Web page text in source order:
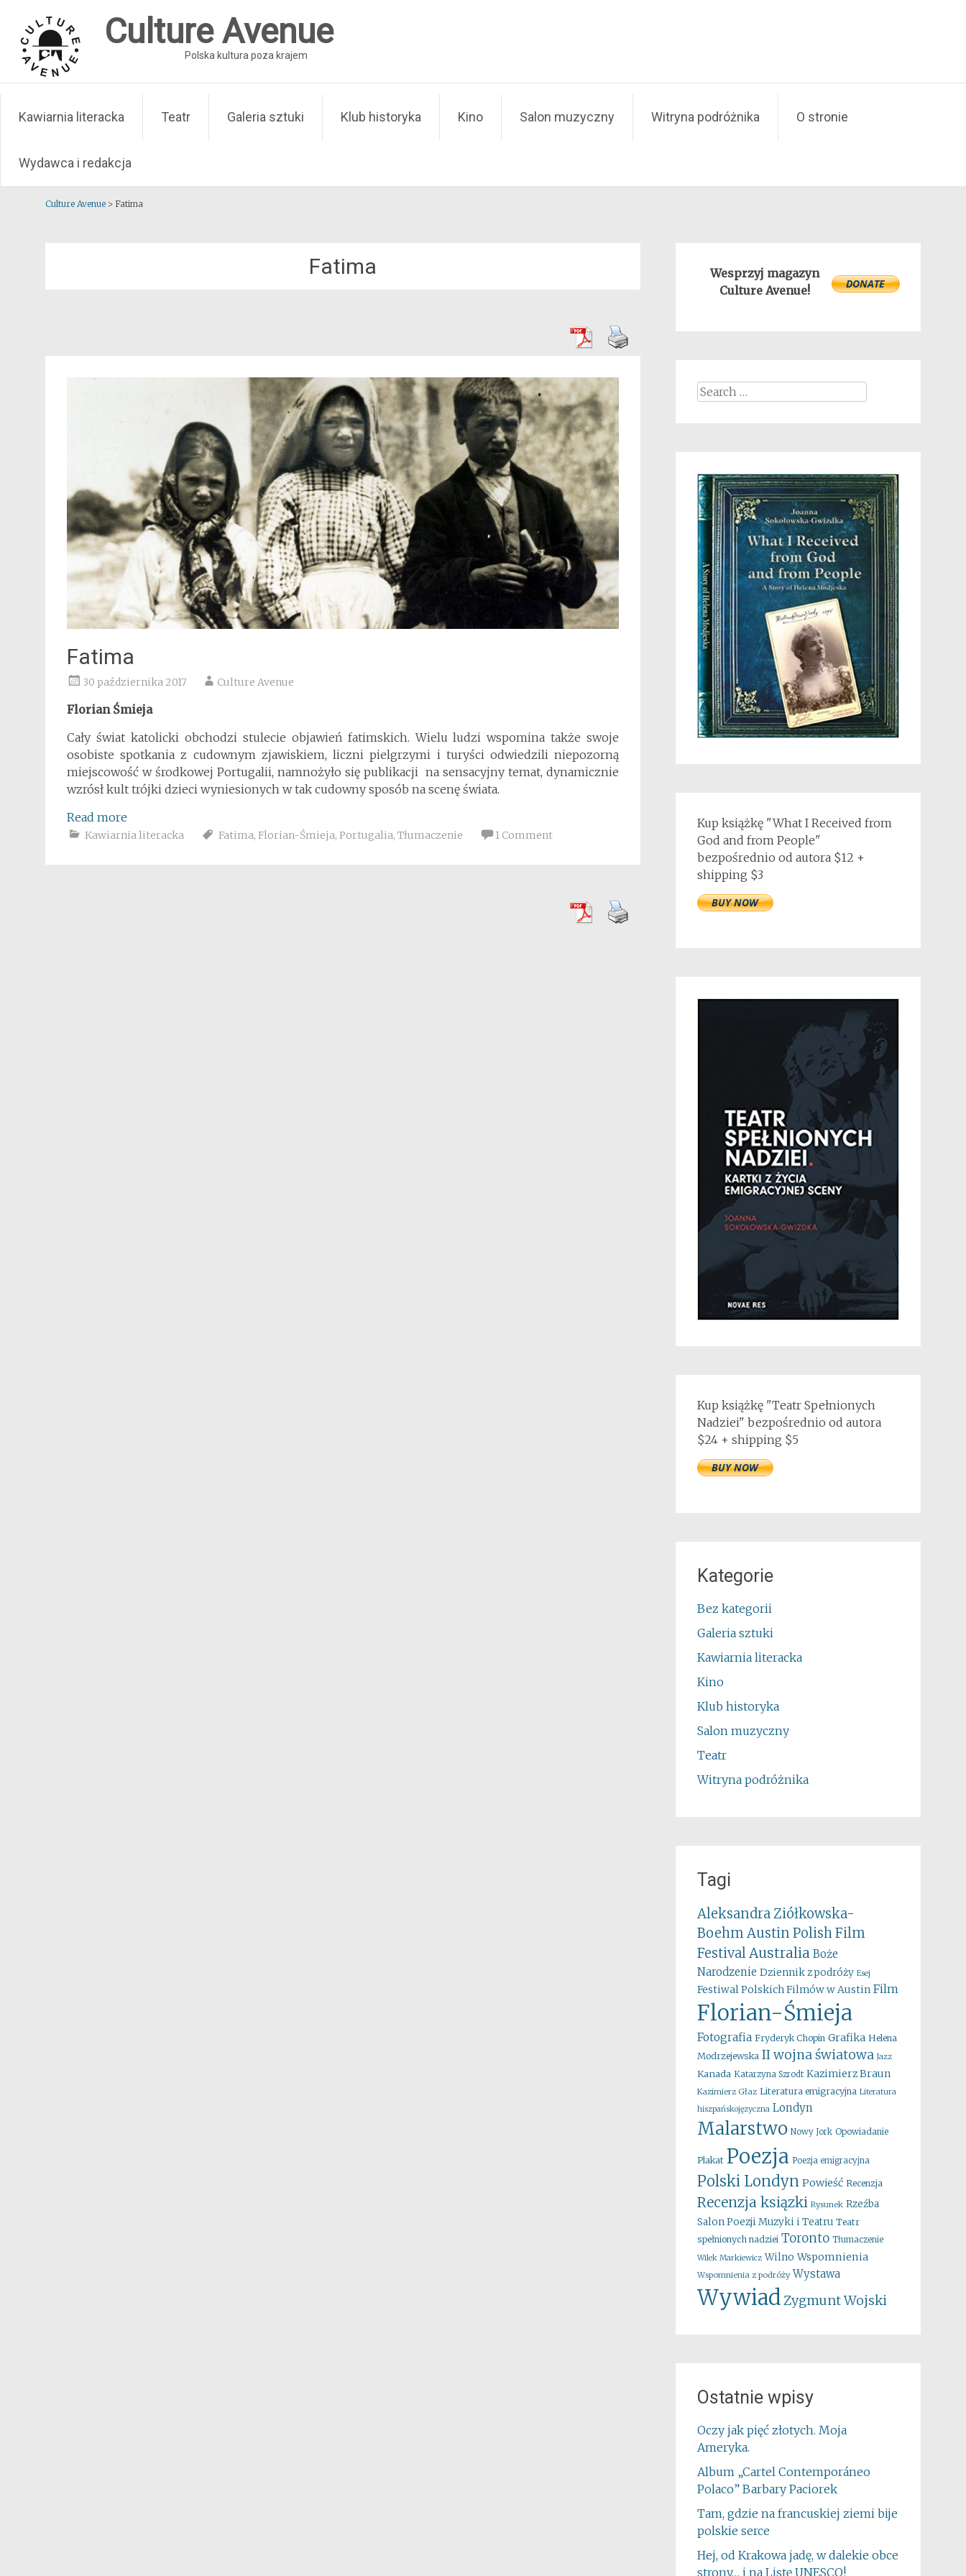
content
Culture Avenue
Polska kultura poza krajem
Kawiarnia literacka Teatr Galeria sztuki Klub historyka Kino Salon muzyczny Witryna podróżnika O stronie
Wydawca i redakcja
Culture Avenue > Fatima
Fatima
Fatima
30 października 2017 Culture Avenue
Florian Śmieja
Cały świat katolicki obchodzi stulecie objawień fatimskich. Wielu ludzi wspomina także swoje
osobiste spotkania z cudownym zjawiskiem, liczni pielgrzymi i turyści odwiedzili niepozorną
miejscowość w środkowej Portugalii, namnożyło się publikacji na sensacyjny temat, dynamicznie
wzrósł kult trójki dzieci wyniesionych w tak cudowny sposób na scenę świata.
Read more
Kawiarnia literacka Fatima, Florian-Śmieja, Portugalia, Tłumaczenie 1 Comment
Wesprzyj magazyn
Culture Avenue!
Search
Kup książkę "What I Received from
God and from People"
bezpośrednio od autora $12 +
shipping $3
Kup książkę "Teatr Spełnionych
Nadziei" bezpośrednio od autora
$24 + shipping $5
Kategorie
Bez kategorii
Galeria sztuki
Kawiarnia literacka
Kino
Klub historyka
Salon muzyczny
Teatr
Witryna podróżnika
Tagi
Aleksandra Ziółkowska-
Boehm Austin Polish Film
FestivalAustralia Boże
Narodzenie Dziennik z podróży Esej
Festiwal Polskich Filmów w Austin Film
Florian-Śmieja
Fotografia Fryderyk Chopin Grafika Helena
Modrzejewska II wojna światowa Jazz
Kanada Katarzyna Szrodt Kazimierz Braun
Kazimierz Głaz Literatura emigracyjna Literatura
hiszpańskojęzyczna Londyn
Malarstwo Nowy Jork Opowiadanie
Plakat Poezja Poezja emigracyjna
Polski Londyn Powieść Recenzja
Recenzja ksiązki Rysunek Rzeźba
Salon Poezji Muzyki i Teatru Teatr
spełnionych nadziei Toronto Tłumaczenie
Wilek Markiewicz Wilno Wspomnienia
Wspomnienia z podróży Wystawa
WywiadZygmunt Wojski
Ostatnie wpisy
Oczy jak pięć złotych. Moja
Ameryka.
Album „Cartel Contemporáneo
Polaco” Barbary Paciorek
Tam, gdzie na francuskiej ziemi bije
polskie serce
Hej, od Krakowa jadę, w dalekie obce
strony… i na Listę UNESCO!